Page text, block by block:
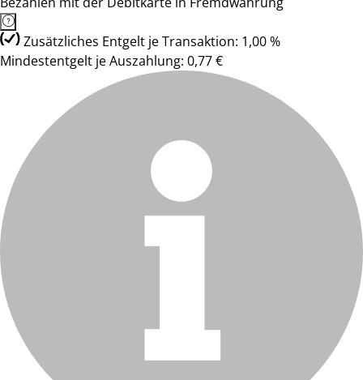
Zusätzliches Entgelt je Transaktion: 1,00 %
Mindestentgelt je Auszahlung: 0,77 €